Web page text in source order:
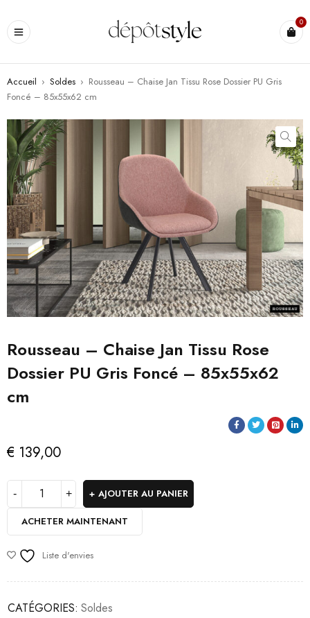
0
Accueil › Soldes › Rousseau – Chaise Jan Tissu Rose Dossier PU Gris
Foncé – 85x55x62 cm
Rousseau – Chaise Jan Tissu Rose
Dossier PU Gris Foncé – 85x55x62
cm
€ 139,00
AJOUTER AU PANIER
ACHETER MAINTENANT
Liste d'envies
CATÉGORIES: Soldes